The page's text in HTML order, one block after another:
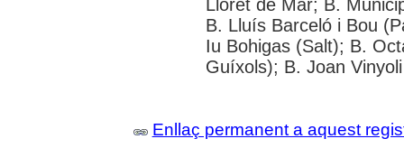
Lloret de Mar; B.
B. Lluís Barceló i Bou
Iu Bohigas (Salt); B.
Guíxols); B. Joan
Enllaç permanent a aquest